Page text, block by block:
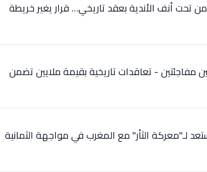
أنف الأندية بعقد تاريخي… قرار يغير خريطة
مفاجئتين - تعاقدات تاريخية بقيمة ملايين تضمن
لـ"معركة الثأر" مع المغرب في مواجهة الثمانية